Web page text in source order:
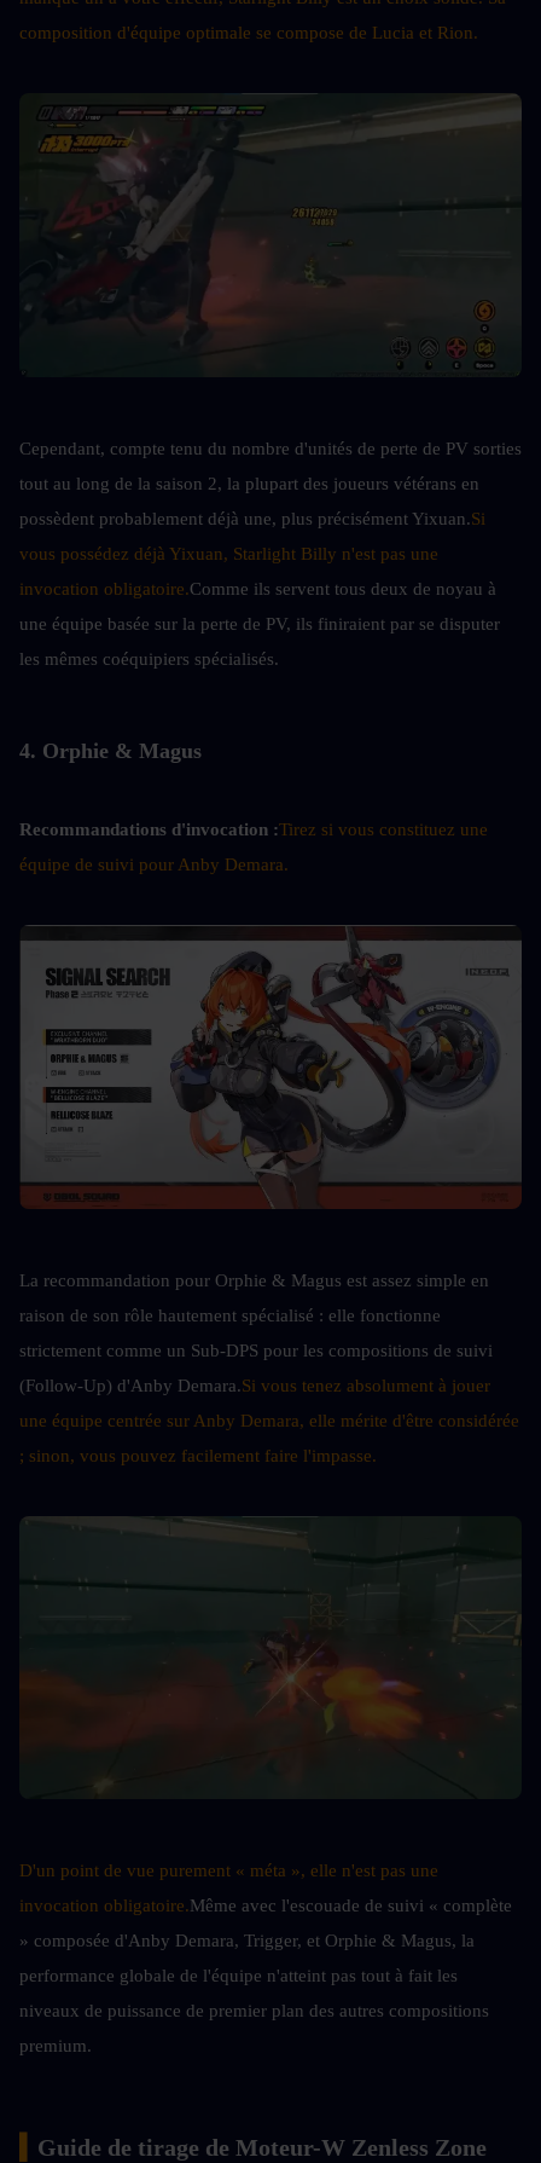
composition d'équipe optimale se compose de Lucia et Rion.
Cependant, compte tenu du nombre d'unités de perte de PV sorties
tout au long de la saison 2, la plupart des joueurs vétérans en
possèdent probablement déjà une, plus précisément Yixuan.Si
vous possédez déjà Yixuan, Starlight Billy n'est pas une
invocation obligatoire.Comme ils servent tous deux de noyau à
une équipe basée sur la perte de PV, ils finiraient par se disputer
les mêmes coéquipiers spécialisés.
4. Orphie & Magus
Recommandations d'invocation :Tirez si vous constituez une
équipe de suivi pour Anby Demara.
La recommandation pour Orphie & Magus est assez simple en
raison de son rôle hautement spécialisé : elle fonctionne
strictement comme un Sub-DPS pour les compositions de suivi
(Follow-Up) d'Anby Demara.Si vous tenez absolument à jouer
une équipe centrée sur Anby Demara, elle mérite d'être considérée
; sinon, vous pouvez facilement faire l'impasse.
D'un point de vue purement « méta », elle n'est pas une
invocation obligatoire.Même avec l'escouade de suivi « complète
» composée d'Anby Demara, Trigger, et Orphie & Magus, la
performance globale de l'équipe n'atteint pas tout à fait les
niveaux de puissance de premier plan des autres compositions
premium.
Guide de tirage de Moteur-W Zenless Zone